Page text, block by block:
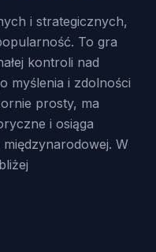
i strategicznych,
To gra
kontroli nad
myślenia i zdolności
prosty, ma
i osiąga
międzynarodowej. W